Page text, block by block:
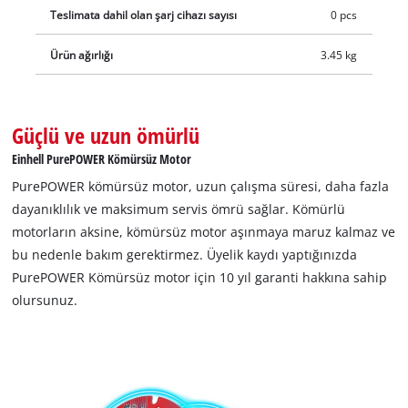
Teslimata dahil olan şarj cihazı sayısı 0 pcs
Ürün ağırlığı 3.45 kg
Güçlü ve uzun ömürlü
Einhell PurePOWER Kömürsüz Motor
PurePOWER kömürsüz motor, uzun çalışma süresi, daha fazla
dayanıklılık ve maksimum servis ömrü sağlar. Kömürlü
motorların aksine, kömürsüz motor aşınmaya maruz kalmaz ve
bu nedenle bakım gerektirmez. Üyelik kaydı yaptığınızda
PurePOWER Kömürsüz motor için 10 yıl garanti hakkına sahip
olursunuz.